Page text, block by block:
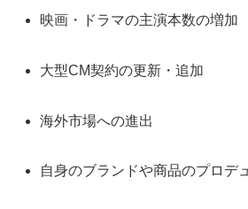
映画・ドラマの主演本数の増加
大型CM契約の更新・追加
海外市場への進出
自身のブランドや商品のプロデ